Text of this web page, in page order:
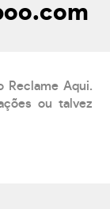
Reclame Aqui.
ou talvez